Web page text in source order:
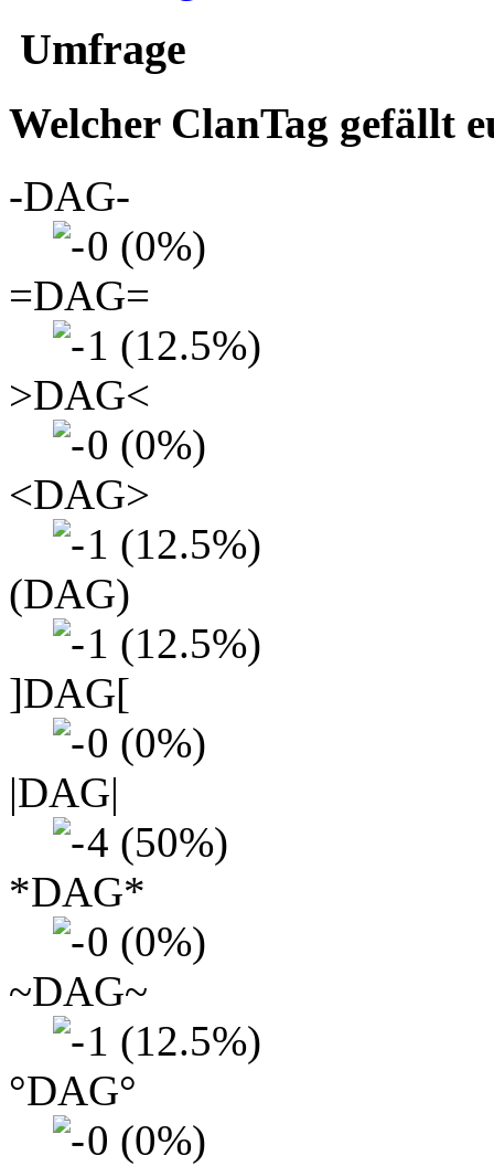
Umfrage
Welcher ClanTag gefällt
-DAG-
0 (0%)
=DAG=
1 (12.5%)
>DAG<
0 (0%)
<DAG>
1 (12.5%)
(DAG)
1 (12.5%)
]DAG[
0 (0%)
|DAG|
4 (50%)
*DAG*
0 (0%)
~DAG~
1 (12.5%)
°DAG°
0 (0%)